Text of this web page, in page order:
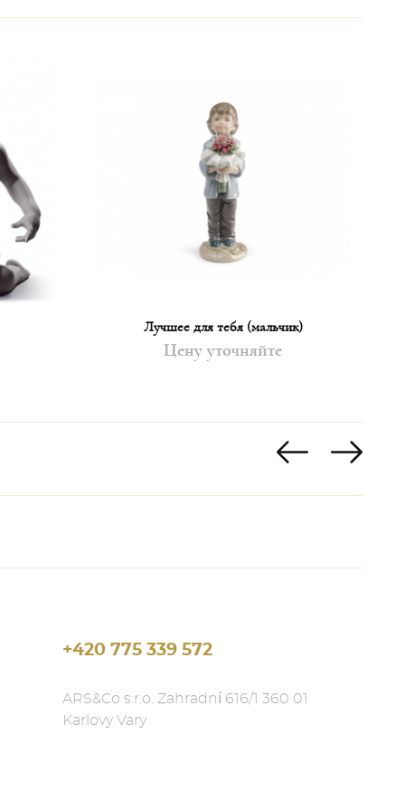
Лучшее для тебя (мальчик)
Цену уточняйте
+420 775 339 572
ARS&Co s.r.o. Zahradní 616/1 360 01
Karlovy Vary